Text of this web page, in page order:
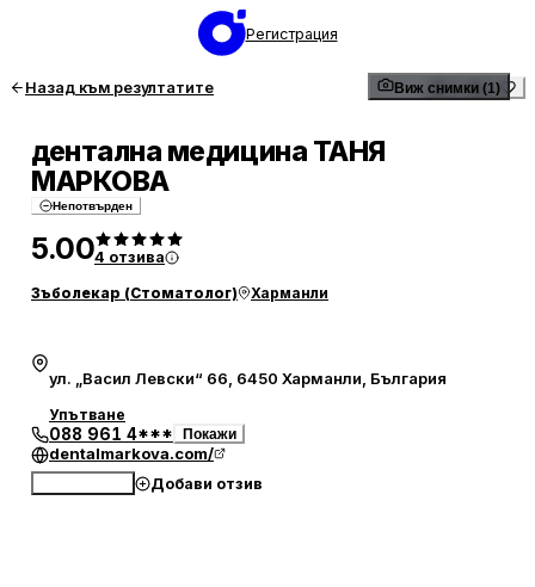
Регистрация
Назад към резултатите Виж снимки (1)
дентална медицина ТАНЯ
МАРКОВА
Непотвърден
5.004 отзива
Зъболекар (Стоматолог)
Харманли
ул. „Васил Левски“ 66, 6450 Харманли, България
Упътване
088 961 4*** Покажи
dentalmarkova.com/
Добави отзив